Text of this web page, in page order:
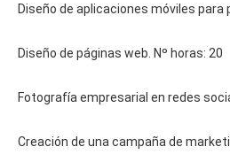
Diseño de aplicaciones móviles para
Diseño de páginas web. Nº horas: 20
Fotografía empresarial en redes
Creación de una campaña de